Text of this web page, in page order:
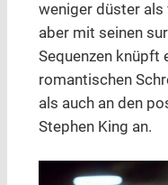
weniger düster als
aber mit seinen
Sequenzen knüpft
romantischen
als auch an den
Stephen King an.